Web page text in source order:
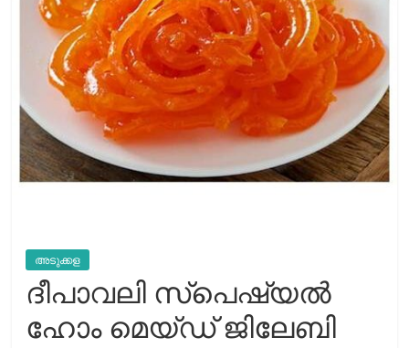
അടുക്കള
ദീപാവലി സ്പെഷ്യൽ
ഹോം മെയ്ഡ് ജിലേബി